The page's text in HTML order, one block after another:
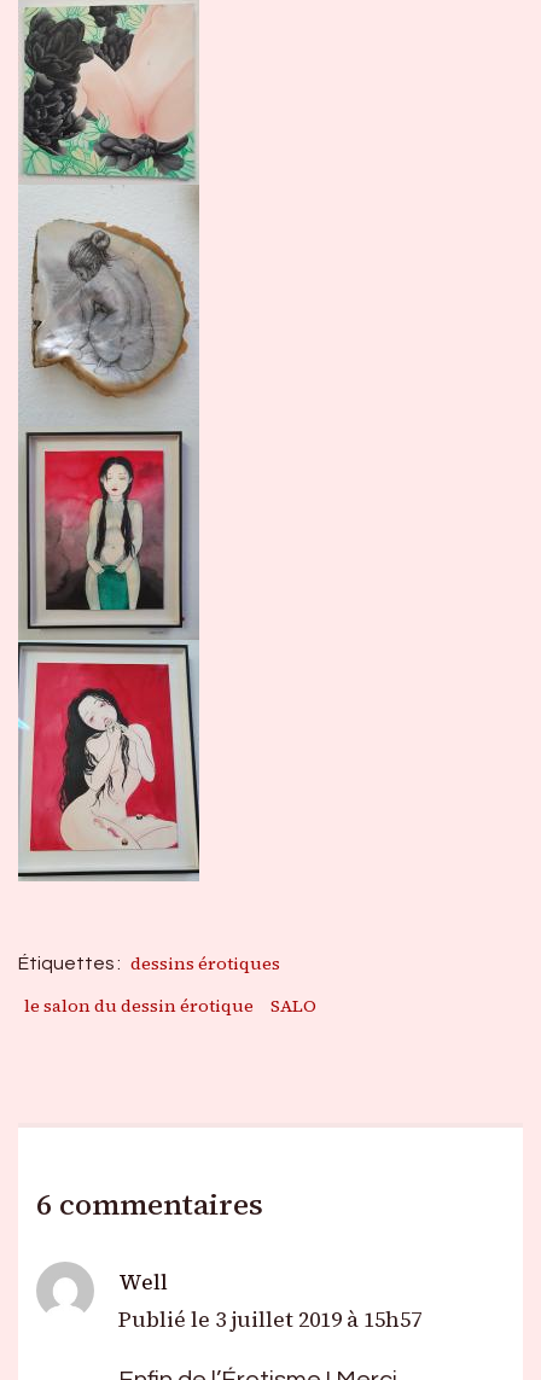
Étiquettes : dessins érotiques
le salon du dessin érotique
SALO
6 commentaires
Well
Publié le 3 juillet 2019 à 15h57